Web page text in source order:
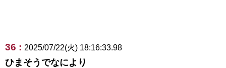
36 : 2025/07/22(火) 18:16:33.98
ひまそうでなにより